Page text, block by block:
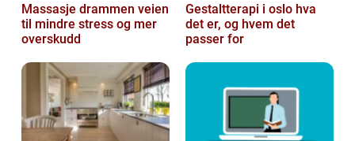
Massasje drammen veien
til mindre stress og mer
overskudd
Gestaltterapi i oslo hva
det er, og hvem det
passer for